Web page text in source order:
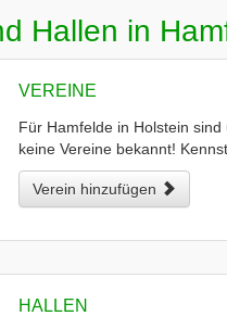
Hallen in
VEREINE
Für Hamfelde in Holstein
keine Vereine bekannt!
Verein hinzufügen
HALLEN